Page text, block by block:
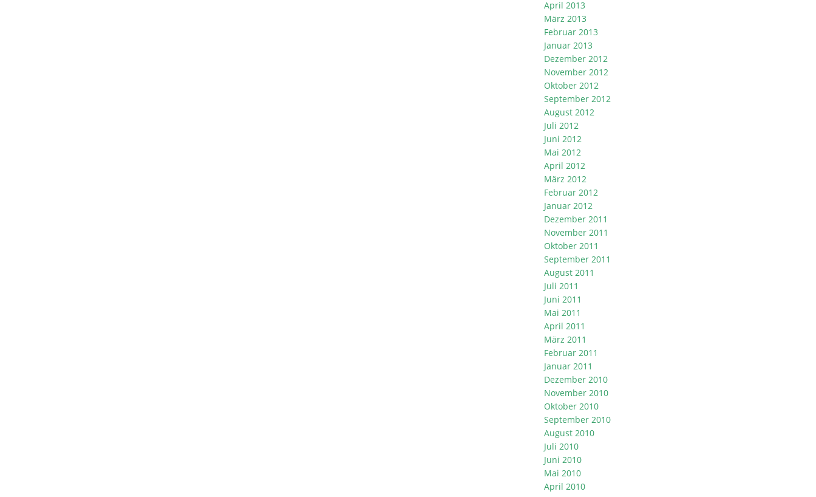
April 2013
März 2013
Februar 2013
Januar 2013
Dezember 2012
November 2012
Oktober 2012
September 2012
August 2012
Juli 2012
Juni 2012
Mai 2012
April 2012
März 2012
Februar 2012
Januar 2012
Dezember 2011
November 2011
Oktober 2011
September 2011
August 2011
Juli 2011
Juni 2011
Mai 2011
April 2011
März 2011
Februar 2011
Januar 2011
Dezember 2010
November 2010
Oktober 2010
September 2010
August 2010
Juli 2010
Juni 2010
Mai 2010
April 2010